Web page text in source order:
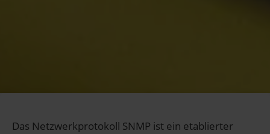
Das Netzwerkprotokoll SNMP ist ein etablierter